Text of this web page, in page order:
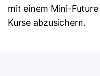
mit einem Mini-
Kurse abzusichern.